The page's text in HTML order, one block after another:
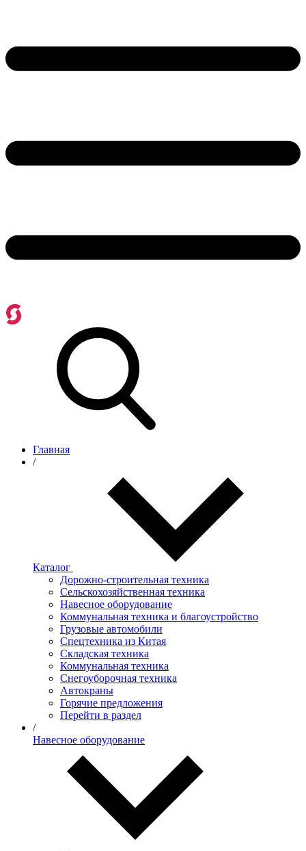
Главная
/
Каталог
Дорожно-строительная техника
Сельскохозяйственная техника
Навесное оборудование
Коммунальная техника и благоустройство
Грузовые автомобили
Спецтехника из Китая
Складская техника
Коммунальная техника
Снегоуборочная техника
Автокраны
Горячие предложения
Перейти в раздел
/
Навесное оборудование